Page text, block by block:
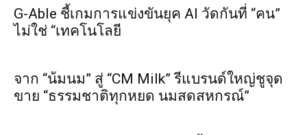
G-Able ชี้เกมการแข่งขันยุค AI วัดกันที่ “คน”
ไม่ใช่ “เทคโนโลยี
จาก “น้มนม” สู่ “CM Milk” รีแบรนด์ใหญ่ชูจุด
ขาย “ธรรมชาติทุกหยด นมสดสหกรณ์”